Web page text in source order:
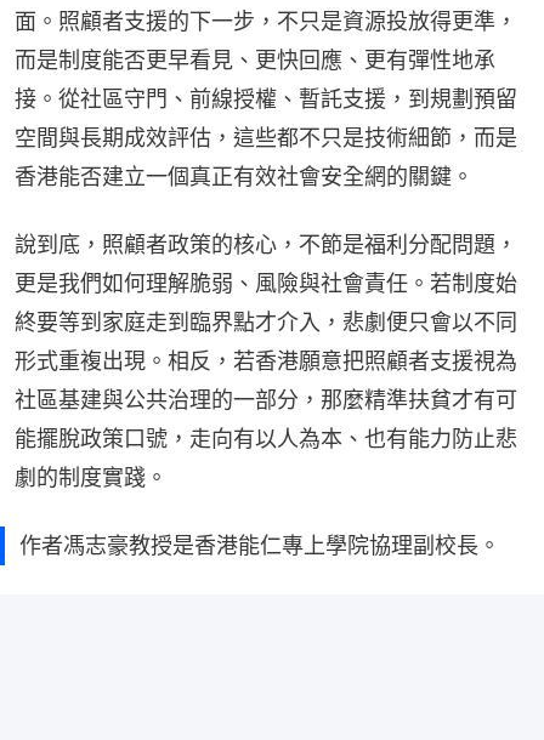
面。照顧者支援的下一步，不只是資源投放得更準，
而是制度能否更早看見、更快回應、更有彈性地承
接。從社區守門、前線授權、暫託支援，到規劃預留
空間與長期成效評估，這些都不只是技術細節，而是
香港能否建立一個真正有效社會安全網的關鍵。
說到底，照顧者政策的核心，不節是福利分配問題，
更是我們如何理解脆弱、風險與社會責任。若制度始
終要等到家庭走到臨界點才介入，悲劇便只會以不同
形式重複出現。相反，若香港願意把照顧者支援視為
社區基建與公共治理的一部分，那麼精準扶貧才有可
能擺脫政策口號，走向有以人為本、也有能力防止悲
劇的制度實踐。
作者馮志豪教授是香港能仁專上學院協理副校長。